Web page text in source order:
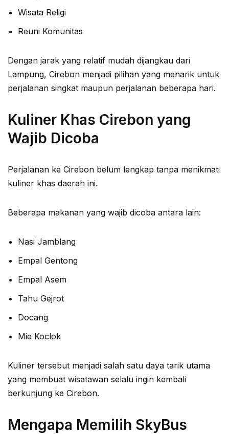
Wisata Religi
Reuni Komunitas
Dengan jarak yang relatif mudah dijangkau dari
Lampung, Cirebon menjadi pilihan yang menarik untuk
perjalanan singkat maupun perjalanan beberapa hari.
Kuliner Khas Cirebon yang
Wajib Dicoba
Perjalanan ke Cirebon belum lengkap tanpa menikmati
kuliner khas daerah ini.
Beberapa makanan yang wajib dicoba antara lain:
Nasi Jamblang
Empal Gentong
Empal Asem
Tahu Gejrot
Docang
Mie Koclok
Kuliner tersebut menjadi salah satu daya tarik utama
yang membuat wisatawan selalu ingin kembali
berkunjung ke Cirebon.
Mengapa Memilih SkyBus